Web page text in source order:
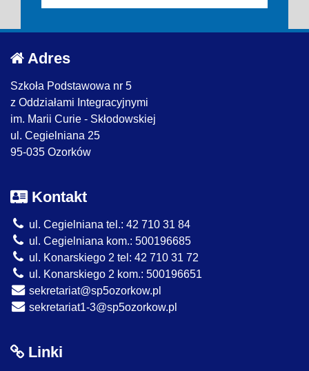
Adres
Szkoła Podstawowa nr 5
z Oddziałami Integracyjnymi
im. Marii Curie - Skłodowskiej
ul. Cegielniana 25
95-035 Ozorków
Kontakt
ul. Cegielniana tel.: 42 710 31 84
ul. Cegielniana kom.: 500196685
ul. Konarskiego 2 tel: 42 710 31 72
ul. Konarskiego 2 kom.: 500196651
sekretariat@sp5ozorkow.pl
sekretariat1-3@sp5ozorkow.pl
Linki